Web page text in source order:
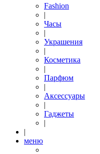
Fashion
|
Часы
|
Украшения
|
Косметика
|
Парфюм
|
Аксессуары
|
Гаджеты
|
|
меню